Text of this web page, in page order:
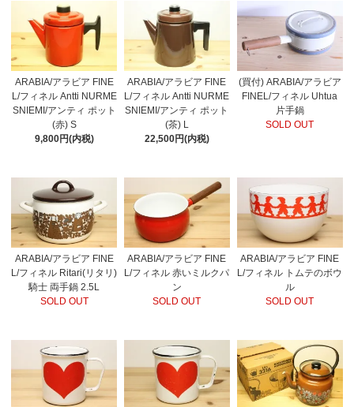
ARABIA/アラビア FINE
L/フィネル Antti NURME
SNIEMI/アンティ ポット
(赤) S
9,800円(内税)
ARABIA/アラビア FINE
L/フィネル Antti NURME
SNIEMI/アンティ ポット
(茶) L
22,500円(内税)
(買付) ARABIA/アラビア
FINEL/フィネル Uhtua
片手鍋
SOLD OUT
ARABIA/アラビア FINE
L/フィネル Ritari(リタリ)
騎士 両手鍋 2.5L
SOLD OUT
ARABIA/アラビア FINE
L/フィネル 赤いミルクパ
ン
SOLD OUT
ARABIA/アラビア FINE
L/フィネル トムテのボウ
ル
SOLD OUT